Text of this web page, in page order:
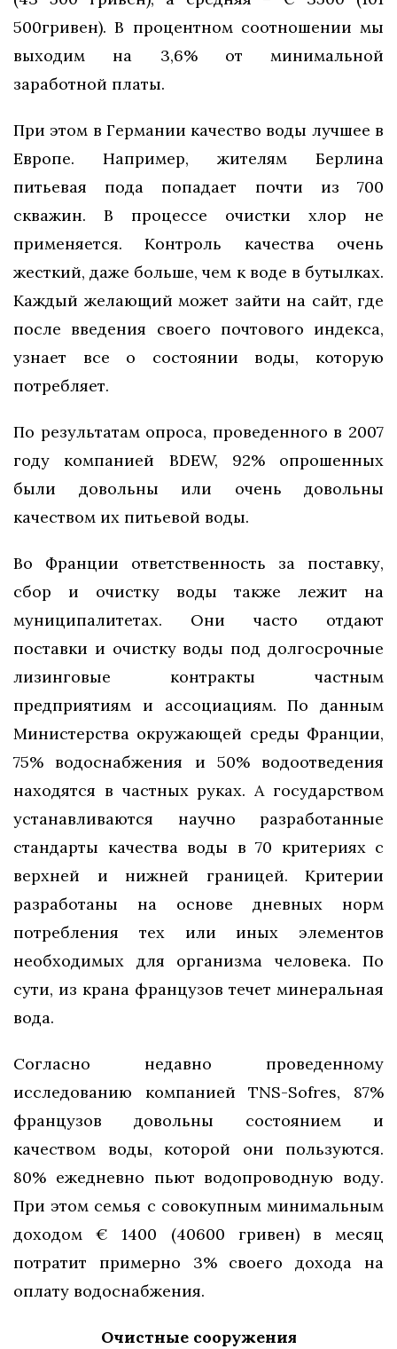
500гривен). В процентном соотношении мы
выходим на 3,6% от минимальной
заработной платы.
При этом в Германии качество воды лучшее в
Европе. Например, жителям Берлина
питьевая пода попадает почти из 700
скважин. В процессе очистки хлор не
применяется. Контроль качества очень
жесткий, даже больше, чем к воде в бутылках.
Каждый желающий может зайти на сайт, где
после введения своего почтового индекса,
узнает все о состоянии воды, которую
потребляет.
По результатам опроса, проведенного в 2007
году компанией BDEW, 92% опрошенных
были довольны или очень довольны
качеством их питьевой воды.
Во Франции ответственность за поставку,
сбор и очистку воды также лежит на
муниципалитетах. Они часто отдают
поставки и очистку воды под долгосрочные
лизинговые контракты частным
предприятиям и ассоциациям. По данным
Министерства окружающей среды Франции,
75% водоснабжения и 50% водоотведения
находятся в частных руках. А государством
устанавливаются научно разработанные
стандарты качества воды в 70 критериях с
верхней и нижней границей. Критерии
разработаны на основе дневных норм
потребления тех или иных элементов
необходимых для организма человека. По
сути, из крана французов течет минеральная
вода.
Согласно недавно проведенному
исследованию компанией ТNS-Sofres, 87%
французов довольны состоянием и
качеством воды, которой они пользуются.
80% ежедневно пьют водопроводную воду.
При этом семья с совокупным минимальным
доходом € 1400 (40600 гривен) в месяц
потратит примерно 3% своего дохода на
оплату водоснабжения.
Очистные сооружения